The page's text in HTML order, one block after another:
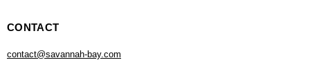
CONTACT
contact@savannah-bay.com